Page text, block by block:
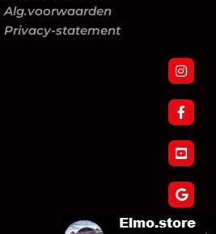
Alg.voorwaarden
Privacy-statement